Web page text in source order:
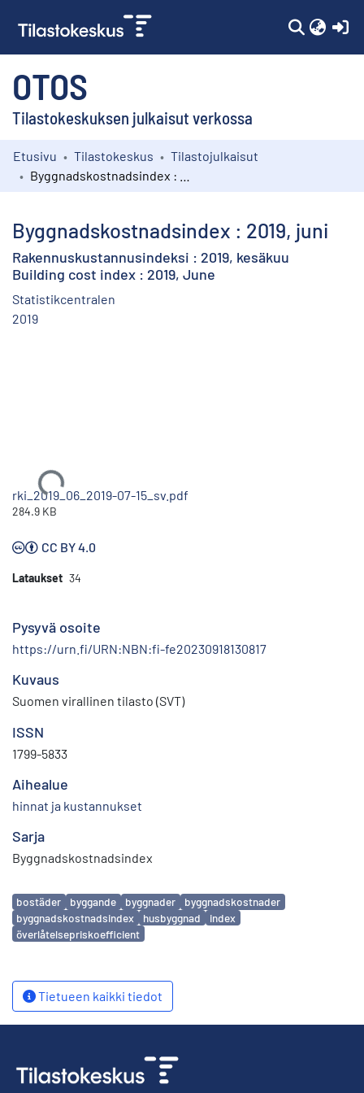
OTOS
Tilastokeskuksen julkaisut verkossa
Kokoelmat
Etusivu Tilastokeskus
Tilastojulkaisut
Byggnadskostnadsindex : 2019, juni
Rakennuskustannusindeksi : 2019, kesäkuu
Building cost index : 2019, June
Statistikcentralen
2019
Ladataan...
rki_2019_06_2019-07-15_sv.pdf
284.9 KB
CC BY 4.0
Lataukset 34
Pysyvä osoite
https://urn.fi/URN:NBN:fi-fe20230918130817
Kuvaus
Suomen virallinen tilasto (SVT)
ISSN
1799-5833
Aihealue
hinnat ja kustannukset
Sarja
Byggnadskostnadsindex
Avainsanat
bostäder byggande byggnader
byggnadskostnader
byggnadskostnadsindex
husbyggnad
index
överlåtelsepriskoefficient
Tietueen kaikki tiedot